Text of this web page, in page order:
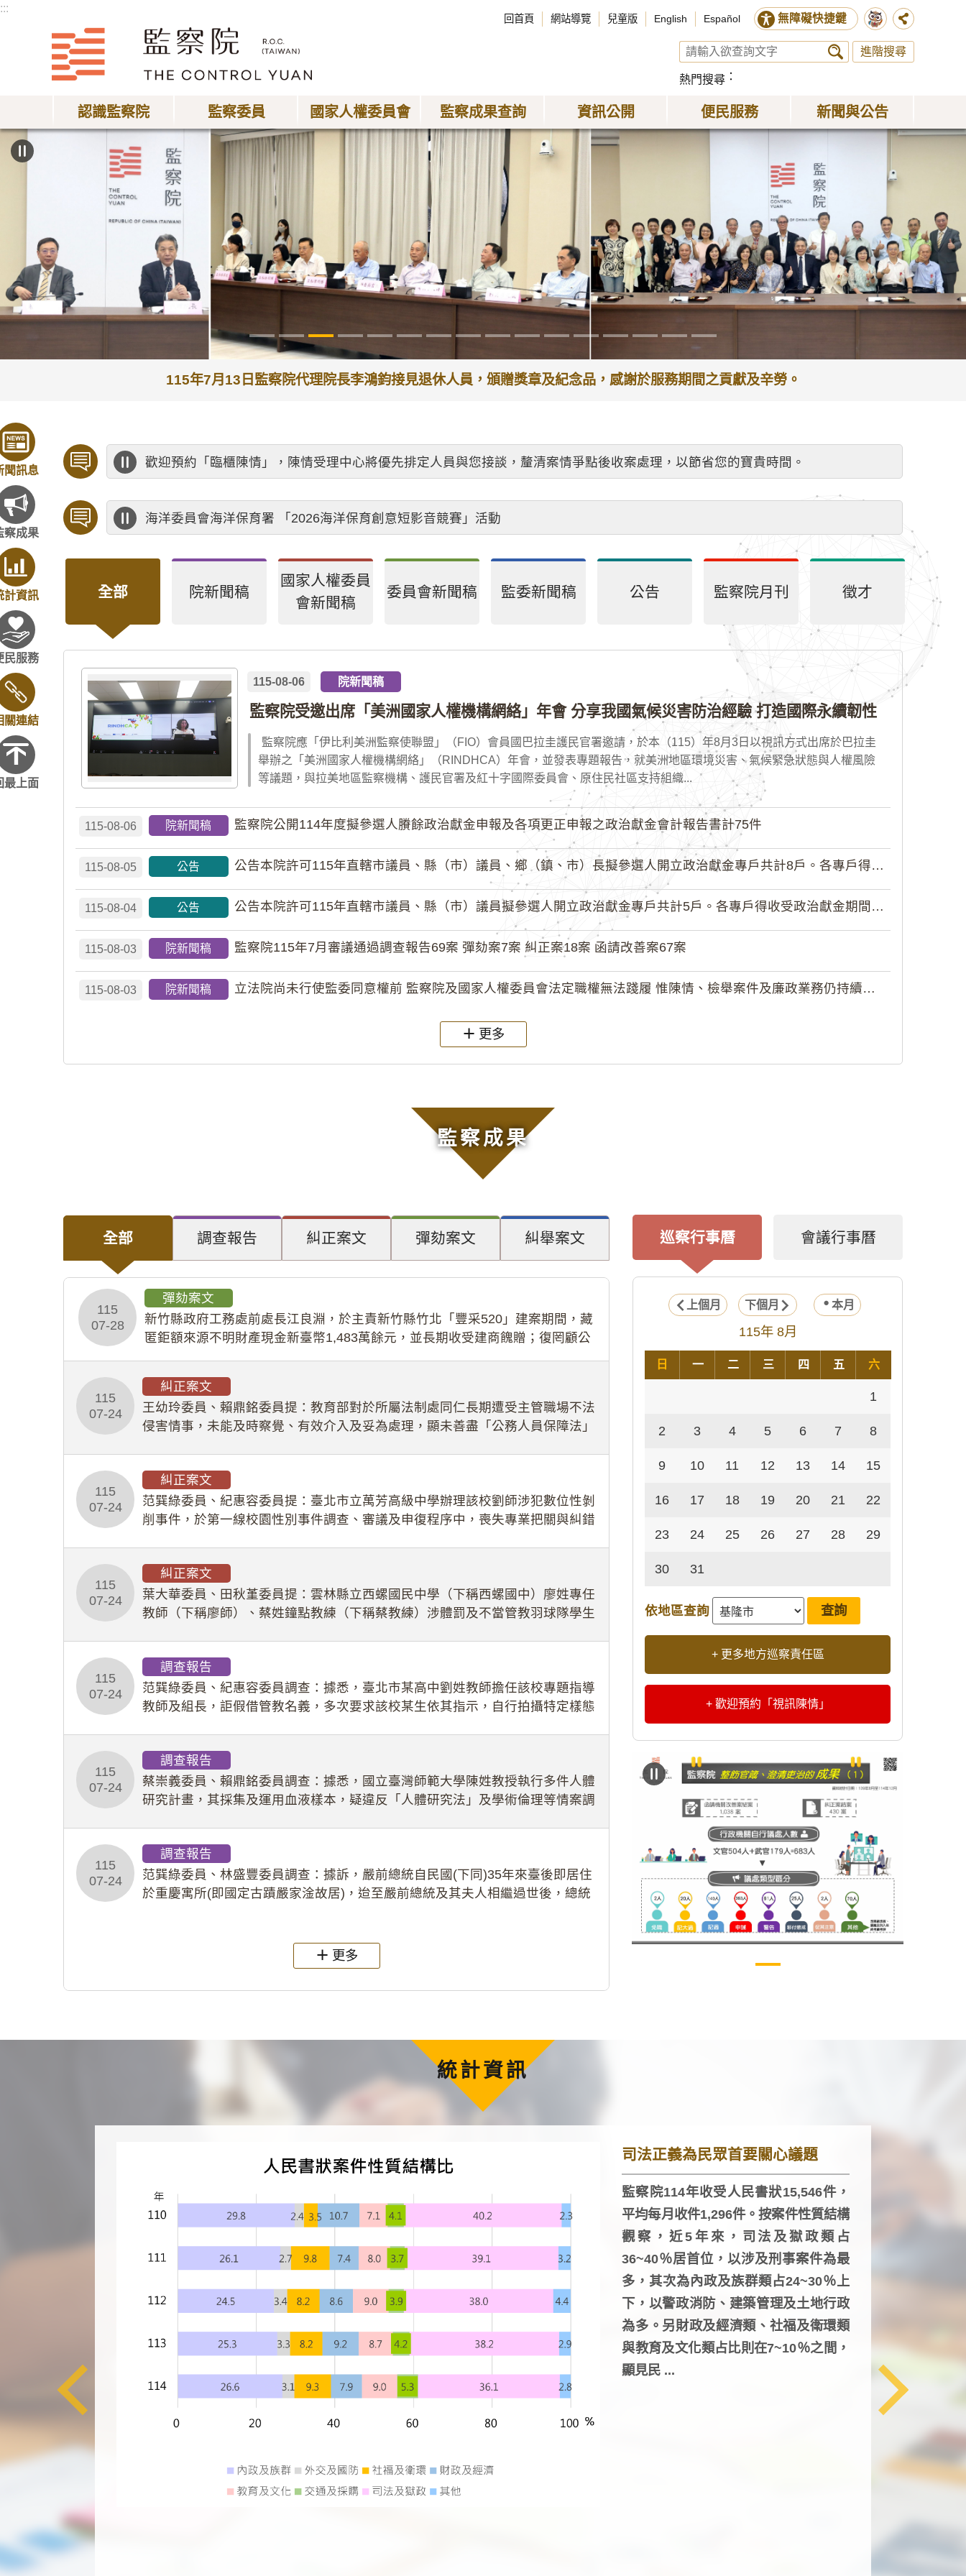
:::
回首頁 網站導覽 兒童版 English Español 無障礙快捷鍵
進階搜尋
熱門搜尋
認識監察院 監察委員 國家人權委員會 監察成果查詢 資訊公開 便民服務 新聞與公告
:::
115年7月13日監察院代理院長李鴻鈞接見退休人員，頒贈獎章及紀念品，感謝於服務期間之貢獻及辛勞。
聞訊息
察成果
計資訊
民服務
關連結
最上面
歡迎預約「臨櫃陳情」，陳情受理中心將優先排定人員與您接談，釐清案情爭點後收案處理，以節省您的寶貴時間。
海洋委員會海洋保育署 「2026海洋保育創意短影音競賽」活動
全部 院新聞稿
國家人權委員
會新聞稿
委員會新聞稿 監委新聞稿 公告 監察院月刊 徵才
監察院受邀出席「美洲國家人權機構網絡」年會 分享我國氣候災害防治經驗 打造國際永續韌性
115-08-06 院新聞稿
監察院應「伊比利美洲監察使聯盟」（FIO）會員國巴拉圭護民官署邀請，於本（115）年8月3日以視訊方式出席於巴拉圭
舉辦之「美洲國家人權機構網絡」（RINDHCA）年會，並發表專題報告，就美洲地區環境災害、氣候緊急狀態與人權風險
等議題，與拉美地區監察機構、護民官署及紅十字國際委員會、原住民社區支持組織...
115-08-06 院新聞稿 監察院公開114年度擬參選人賸餘政治獻金申報及各項更正申報之政治獻金會計報告書計75件
115-08-05 公告 公告本院許可115年直轄市議員、縣（市）議員、鄉（鎮、市）長擬參選人開立政治獻金專戶共計8戶。各專戶得收受...
115-08-04 公告 公告本院許可115年直轄市議員、縣（市）議員擬參選人開立政治獻金專戶共計5戶。各專戶得收受政治獻金期間為自...
115-08-03 院新聞稿 監察院115年7月審議通過調查報告69案 彈劾案7案 糾正案18案 函請改善案67案
115-08-03 院新聞稿 立法院尚未行使監委同意權前 監察院及國家人權委員會法定職權無法踐履 惟陳情、檢舉案件及廉政業務仍持續受理
更多
監察成果
全部 調查報告 糾正案文 彈劾案文 糾舉案文
115
07-28
彈劾案文
新竹縣政府工務處前處長江良淵，於主責新竹縣竹北「豐采520」建案期間，藏
匿鉅額來源不明財產現金新臺幣1,483萬餘元，並長期收受建商餽贈；復罔顧公
115
07-24
糾正案文
王幼玲委員、賴鼎銘委員提：教育部對於所屬法制處同仁長期遭受主管職場不法
侵害情事，未能及時察覺、有效介入及妥為處理，顯未善盡「公務人員保障法」
115
07-24
糾正案文
范巽綠委員、紀惠容委員提：臺北市立萬芳高級中學辦理該校劉師涉犯數位性剝
削事件，於第一線校園性別事件調查、審議及申復程序中，喪失專業把關與糾錯
115
07-24
糾正案文
葉大華委員、田秋堇委員提：雲林縣立西螺國民中學（下稱西螺國中）廖姓專任
教師（下稱廖師）、蔡姓鐘點教練（下稱蔡教練）涉體罰及不當管教羽球隊學生
115
07-24
調查報告
范巽綠委員、紀惠容委員調查：據悉，臺北市某高中劉姓教師擔任該校專題指導
教師及組長，詎假借管教名義，多次要求該校某生依其指示，自行拍攝特定樣態
115
07-24
調查報告
蔡崇義委員、賴鼎銘委員調查：據悉，國立臺灣師範大學陳姓教授執行多件人體
研究計畫，其採集及運用血液樣本，疑違反「人體研究法」及學術倫理等情案調
115
07-24
調查報告
范巽綠委員、林盛豐委員調查：據訴，嚴前總統自民國(下同)35年來臺後即居住
於重慶寓所(即國定古蹟嚴家淦故居)，迨至嚴前總統及其夫人相繼過世後，總統
更多
巡察行事曆 會議行事曆
上個月 下個月 本月
115年 8月
日 一 二 三 四 五 六
1
2 3 4 5 6 7 8
9 10 11 12 13 14 15
16 17 18 19 20 21 22
23 24 25 26 27 28 29
30 31
依地區查詢
+ 更多地方巡察責任區
+ 歡迎預約「視訊陳情」
統計資訊
司法正義為民眾首要關心議題
監察院114年收受人民書狀15,546件，
平均每月收件1,296件。按案件性質結構
觀察，近5年來，司法及獄政類占
36~40％居首位，以涉及刑事案件為最
多，其次為內政及族群類占24~30％上
下，以警政消防、建築管理及土地行政
為多。另財政及經濟類、社福及衛環類
與教育及文化類占比則在7~10％之間，
顯見民 ...